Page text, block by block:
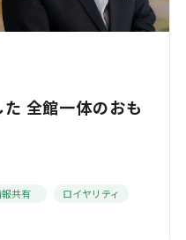
全館一体のおも
共有
ロイヤリティ